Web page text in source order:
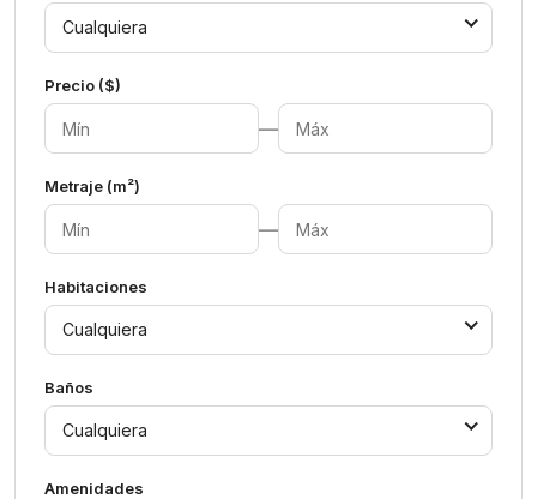
Cualquiera
Precio ($)
—
Metraje (m²)
—
Habitaciones
Cualquiera
Baños
Cualquiera
Amenidades